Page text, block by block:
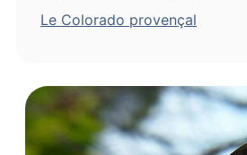
Le Colorado provençal